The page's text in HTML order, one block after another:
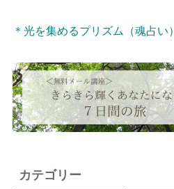
＊光を集めるプリズム（魂占い）
カテゴリー